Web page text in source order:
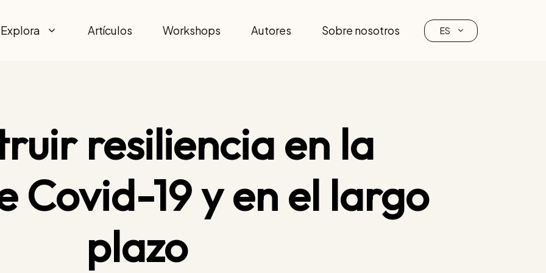
Explora Artículos Workshops Autores Sobre nosotros ES
resiliencia en la
Covid-19 y en el largo
plazo